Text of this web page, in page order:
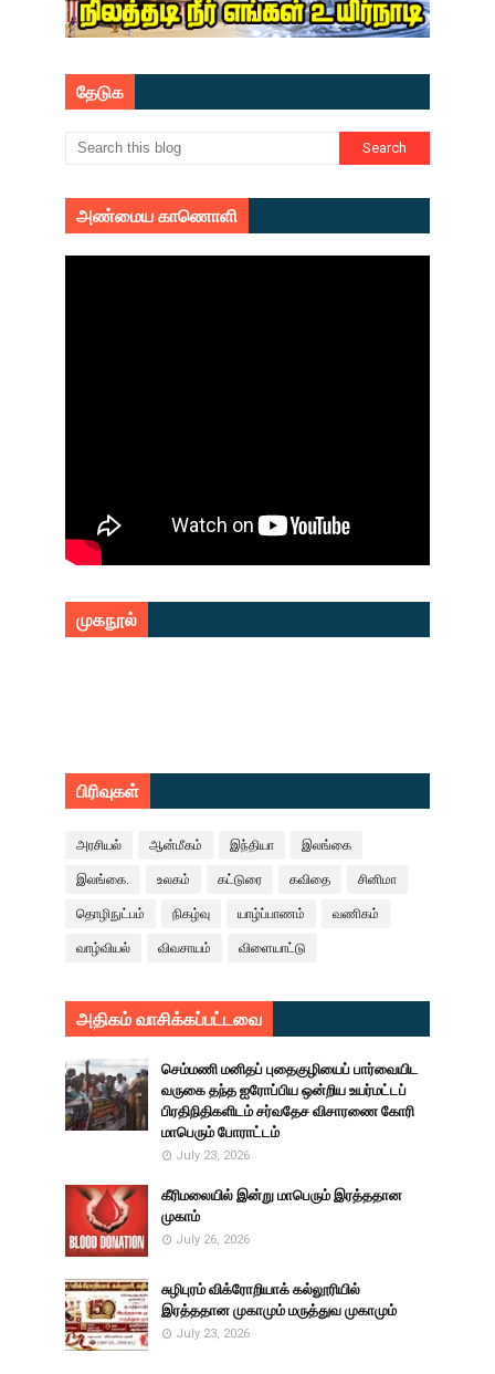
தேடுக
அண்மைய காணொளி
முகநூல்
பிரிவுகள்
அரசியல் ஆன்மீகம் இந்தியா இலங்கை
இலங்கை. உலகம் கட்டுரை கவிதை சினிமா
தொழிநுட்பம் நிகழ்வு யாழ்ப்பாணம் வணிகம்
வாழ்வியல் விவசாயம் விளையாட்டு
அதிகம் வாசிக்கப்பட்டவை
செம்மணி மனிதப் புதைகுழியைப் பார்வையிட
வருகை தந்த ஐரோப்பிய ஒன்றிய உயர்மட்டப்
பிரதிநிதிகளிடம் சர்வதேச விசாரணை கோரி
மாபெரும் போராட்டம்
July 23, 2026
கீரிமலையில் இன்று மாபெரும் இரத்ததான
முகாம்
July 26, 2026
சுழிபுரம் விக்ரோறியாக் கல்லூரியில்
இரத்ததான முகாமும் மருத்துவ முகாமும்
July 23, 2026